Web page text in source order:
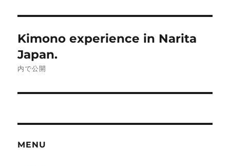
稿
ナ
ビ
Kimono experience in Narita
Japan.
内で公開
MENU